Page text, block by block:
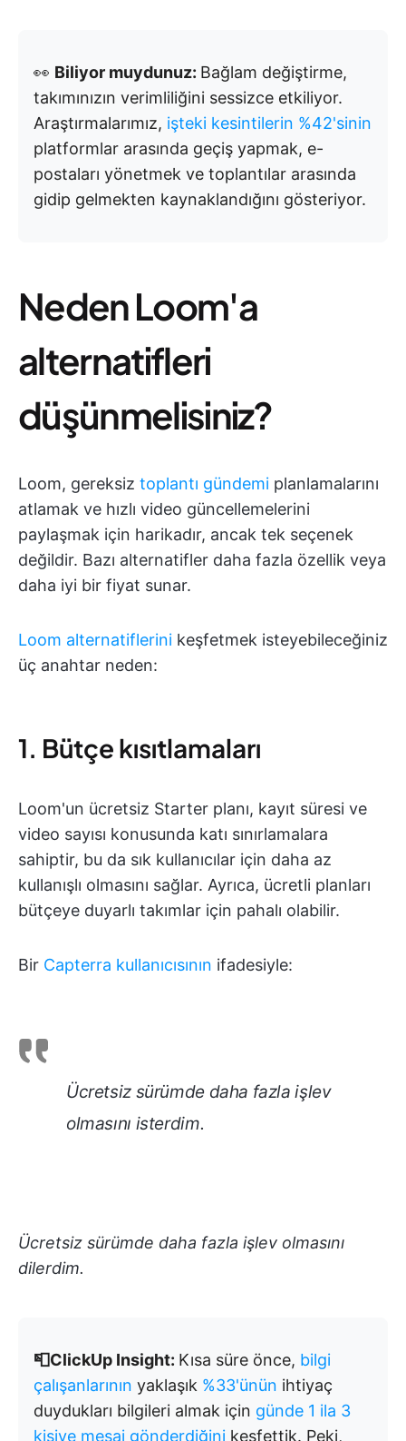
👀 Biliyor muydunuz: Bağlam değiştirme,
takımınızın verimliliğini sessizce etkiliyor.
Araştırmalarımız, işteki kesintilerin %42'sinin
platformlar arasında geçiş yapmak, e-
postaları yönetmek ve toplantılar arasında
gidip gelmekten kaynaklandığını gösteriyor.
Neden Loom'a
alternatifleri
düşünmelisiniz?
Loom, gereksiz toplantı gündemi planlamalarını
atlamak ve hızlı video güncellemelerini
paylaşmak için harikadır, ancak tek seçenek
değildir. Bazı alternatifler daha fazla özellik veya
daha iyi bir fiyat sunar.
Loom alternatiflerini keşfetmek isteyebileceğiniz
üç anahtar neden:
1. Bütçe kısıtlamaları
Loom'un ücretsiz Starter planı, kayıt süresi ve
video sayısı konusunda katı sınırlamalara
sahiptir, bu da sık kullanıcılar için daha az
kullanışlı olmasını sağlar. Ayrıca, ücretli planları
bütçeye duyarlı takımlar için pahalı olabilir.
Bir Capterra kullanıcısının ifadesiyle:
Ücretsiz sürümde daha fazla işlev
olmasını isterdim.
Ücretsiz sürümde daha fazla işlev olmasını
dilerdim.
📮ClickUp Insight: Kısa süre önce, bilgi
çalışanlarının yaklaşık %33'ünün ihtiyaç
duydukları bilgileri almak için günde 1 ila 3
kişiye mesaj gönderdiğini keşfettik. Peki,